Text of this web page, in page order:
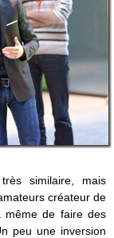
similaire, mais
créateur de
même de faire des
peu une inversion